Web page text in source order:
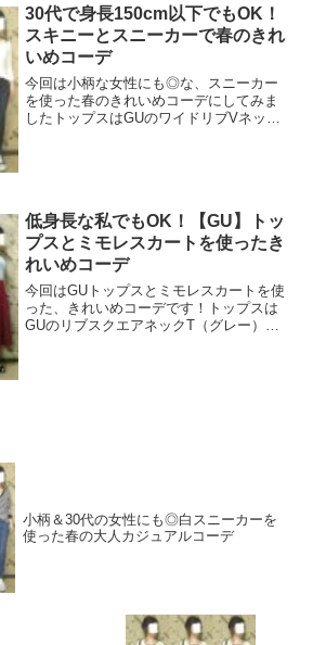
30代で身長150cm以下でもOK！
スキニーとスニーカーで春のきれ
いめコーデ
今回は小柄な女性にも◎な、スニーカー
を使った春のきれいめコーデにしてみま
したトップスはGUのワイドリブVネック
低身長な私でもOK！【GU】トッ
プスとミモレスカートを使ったき
れいめコーデ
今回はGUトップスとミモレスカートを使
った、きれいめコーデです！トップスは
GUのリブスクエアネックT（グレー）を
小柄＆30代の女性にも◎白スニーカーを
使った春の大人カジュアルコーデ